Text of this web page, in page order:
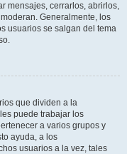
mensajes, cerrarlos, abrirlos,
Generalmente, los
usuarios se salgan del tema
que dividen a la
puede trabajar los
a varios grupos y
ayuda, a los
usuarios a la vez, tales